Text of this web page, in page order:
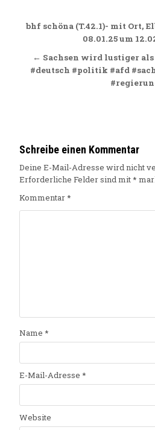
bhf schöna (T.42.1)- mit Ort,
08.01.25 um
← Sachsen wird lustiger
#deutsch #politik #afd
Schreibe einen Kommentar
Deine E-Mail-Adresse wird nicht
Erforderliche Felder sind mit*
Kommentar*
Name *
E-Mail-Adresse *
Website